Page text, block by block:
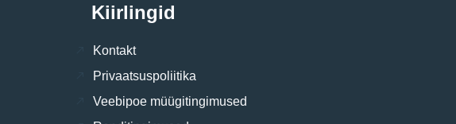
Kiirlingid
Kontakt
Privaatsuspoliitika
Veebipoe müügitingimused